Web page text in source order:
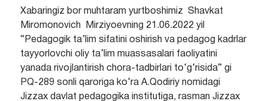
Xabaringiz bor muhtaram yurtboshimiz Shavkat
Miromonovich Mirziyoevning 21.06.2022 yil
“Pedagogik ta’lim sifatini oshirish va pedagog kadrlar
tayyorlovchi oliy ta’lim muassasalari faoliyatini
yanada rivojlantirish chora-tadbirlari to‘g‘risida” gi
PQ-289 sonli qaroriga ko‘ra A.Qodiriy nomidagi
Jizzax davlat pedagogika institutiga, rasman Jizzax